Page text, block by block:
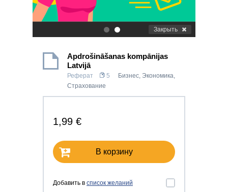
. Закрыть
Apdrošināšanas kompānijas
Latvijā
Реферат 5 Бизнес, Экономика,
Страхование
1,99 €
В корзину
Добавить в список желаний